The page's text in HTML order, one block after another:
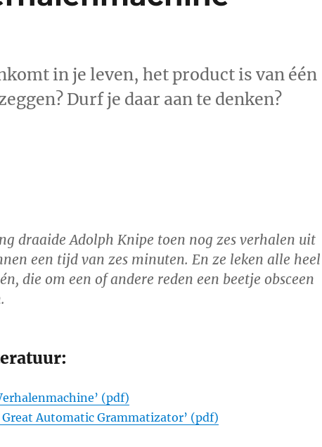
in je leven, het product is van één
Durf je daar aan te denken?
draaide Adolph Knipe toen nog zes verhalen uit
een tijd van zes minuten. En ze leken alle heel
die om een of andere reden een beetje obsceen
(pdf)
Great Automatic Grammatizator’ (pdf)